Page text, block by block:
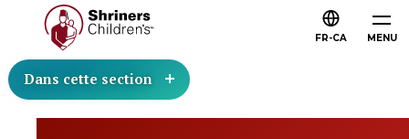
MENU
FR-CA
Dans cette section